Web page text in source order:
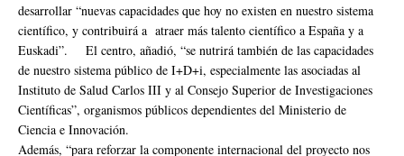
desarrollar “nuevas capacidades que hoy no existen en nuestro sistema
científico, y contribuirá a atraer más talento científico a España y a
Euskadi”. El centro, añadió, “se nutrirá también de las capacidades
de nuestro sistema público de I+D+i, especialmente las asociadas al
Instituto de Salud Carlos III y al Consejo Superior de Investigaciones
Científicas”, organismos públicos dependientes del Ministerio de
Ciencia e Innovación.
Además, “para reforzar la componente internacional del proyecto nos